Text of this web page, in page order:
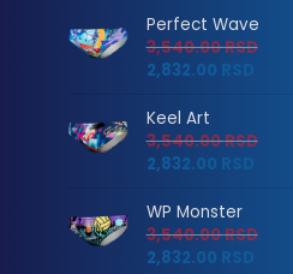
Perfect Wave
3,540.00RSD
2,832.00 RSD
Keel Art
3,540.00RSD
2,832.00 RSD
WP Monster
3,540.00RSD
2,832.00 RSD